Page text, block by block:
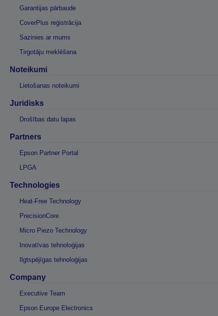
Garantijas pārbaude
CoverPlus reģistrācija
Sazinies ar mums
Tirgotāju meklēšana
Noteikumi
Lietošanas noteikumi
Juridisks
Drošības datu lapas
Partners
Epson Partner Portal
LPGA
Technologies
Heat-Free Technology
PrecisionCore
Micro Piezo Technology
Inovatīvas tehnoloģijas
Ilgtspējīgas tehnoloģijas
Company
Executive Team
Epson Europe Electronics